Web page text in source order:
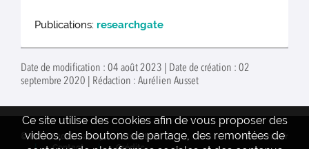
Publications: researchgate
Date de modification : 04 août 2023 | Date de création : 02
septembre 2020 | Rédaction : Aurélien Ausset
Ce site utilise des cookies afin de vous proposer des
vidéos, des boutons de partage, des remontées de
© INRAE 2022 - 2024
Actualités
www.inrae.fr